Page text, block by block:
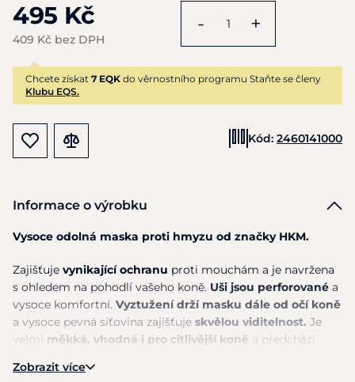
495 Kč
409 Kč bez DPH
- +
Chcete získat 7 EQK do věrnostního programu Staňte se členy
Klubu EQS.
Kód: 2460141000
Informace o výrobku
Vysoce odolná maska proti hmyzu od značky HKM.
Zajišťuje vynikající ochranu proti mouchám a je navržena
s ohledem na pohodlí vašeho koně. Uši jsou perforované a
vysoce komfortní. Vyztužení drží masku dále od očí koně
a vysoce pevná síťovina zajišťuje skvělou viditelnost. Je
velmi měkká, vhodná i pro citlivější koně a předchází
Zobrazit více